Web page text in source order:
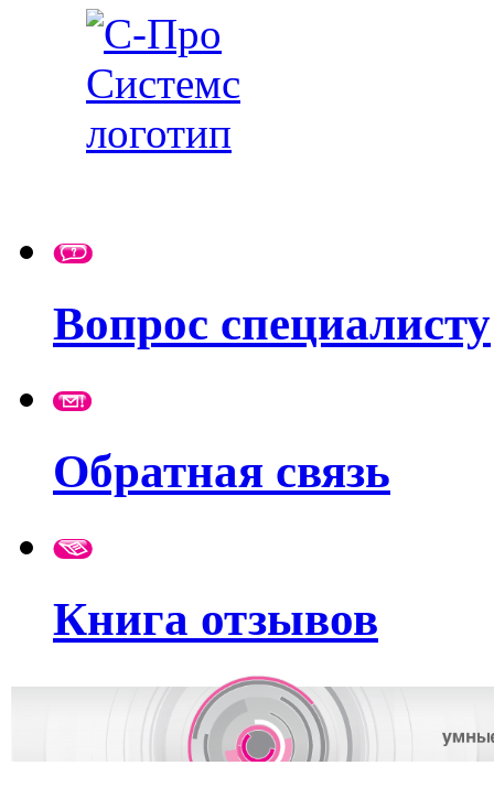
Вопрос специалисту
Обратная связь
Книга отзывов